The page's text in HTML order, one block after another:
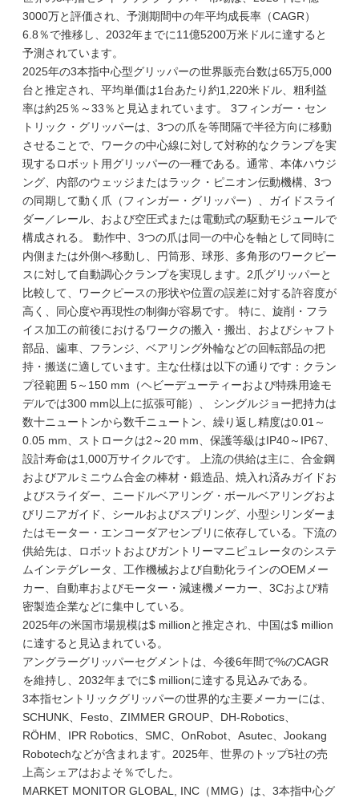
3000万と評価され、予測期間中の年平均成長率（CAGR）
6.8％で推移し、2032年までに11億5200万米ドルに達すると
予測されています。
2025年の3本指中心型グリッパーの世界販売台数は65万5,000
台と推定され、平均単価は1台あたり約1,220米ドル、粗利益
率は約25％～33％と見込まれています。 3フィンガー・セン
トリック・グリッパーは、3つの爪を等間隔で半径方向に移動
させることで、ワークの中心線に対して対称的なクランプを実
現するロボット用グリッパーの一種である。通常、本体ハウジ
ング、内部のウェッジまたはラック・ピニオン伝動機構、3つ
の同期して動く爪（フィンガー・グリッパー）、ガイドスライ
ダー／レール、および空圧式または電動式の駆動モジュールで
構成される。 動作中、3つの爪は同一の中心を軸として同時に
内側または外側へ移動し、円筒形、球形、多角形のワークピー
スに対して自動調心クランプを実現します。2爪グリッパーと
比較して、ワークピースの形状や位置の誤差に対する許容度が
高く、同心度や再現性の制御が容易です。 特に、旋削・フラ
イス加工の前後におけるワークの搬入・搬出、およびシャフト
部品、歯車、フランジ、ベアリング外輪などの回転部品の把
持・搬送に適しています。主な仕様は以下の通りです：クラン
プ径範囲 5～150 mm（ヘビーデューティーおよび特殊用途モ
デルでは300 mm以上に拡張可能）、 シングルジョー把持力は
数十ニュートンから数千ニュートン、繰り返し精度は0.01～
0.05 mm、ストロークは2～20 mm、保護等級はIP40～IP67、
設計寿命は1,000万サイクルです。 上流の供給は主に、合金鋼
およびアルミニウム合金の棒材・鍛造品、焼入れ済みガイドお
よびスライダー、ニードルベアリング・ボールベアリングおよ
びリニアガイド、シールおよびスプリング、小型シリンダーま
たはモーター・エンコーダアセンブリに依存している。下流の
供給先は、ロボットおよびガントリーマニピュレータのシステ
ムインテグレータ、工作機械および自動化ラインのOEMメー
カー、自動車およびモーター・減速機メーカー、3Cおよび精
密製造企業などに集中している。
2025年の米国市場規模は$ millionと推定され、中国は$ million
に達すると見込まれている。
アングラーグリッパーセグメントは、今後6年間で%のCAGR
を維持し、2032年までに$ millionに達する見込みである。
3本指セントリックグリッパーの世界的な主要メーカーには、
SCHUNK、Festo、ZIMMER GROUP、DH-Robotics、
RÖHM、IPR Robotics、SMC、OnRobot、Asutec、Jookang
Robotechなどが含まれます。2025年、世界のトップ5社の売
上高シェアはおよそ％でした。
MARKET MONITOR GLOBAL, INC（MMG）は、3本指中心グ